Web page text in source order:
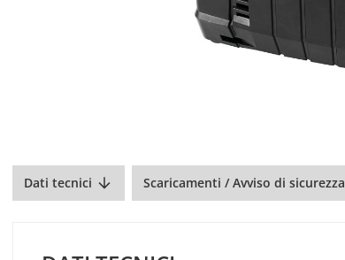
Dati tecnici Scaricamenti / Avviso di sicurezza